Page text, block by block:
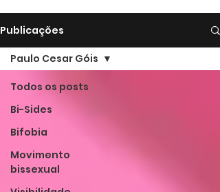
Publicações
Todos os posts
Bi-Sides
Bifobia
Movimento
bissexual
Paulo Cesar Góis